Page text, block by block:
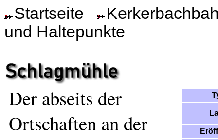
Startseite
und Haltepunkte
Der abseits der
Ortschaften an der